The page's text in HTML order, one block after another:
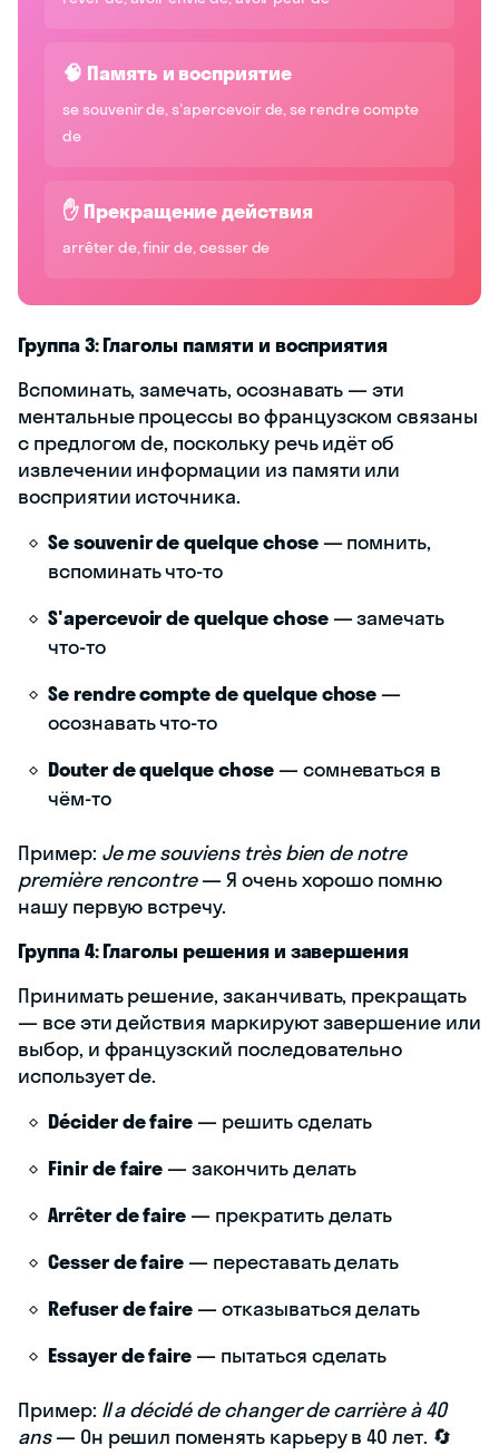
🧠 Память и восприятие
se souvenir de, s'apercevoir de, se rendre compte
de
✋ Прекращение действия
arrêter de, finir de, cesser de
Группа 3: Глаголы памяти и восприятия
Вспоминать, замечать, осознавать — эти
ментальные процессы во французском связаны
с предлогом de, поскольку речь идёт об
извлечении информации из памяти или
восприятии источника.
Se souvenir de quelque chose— помнить,
вспоминать что-то
S'apercevoir de quelque chose— замечать
что-то
Se rendre compte de quelque chose—
осознавать что-то
Douter de quelque chose— сомневаться в
чём-то
Пример: Je me souviens très bien de notre
première rencontre— Я очень хорошо помню
нашу первую встречу.
Группа 4: Глаголы решения и завершения
Принимать решение, заканчивать, прекращать
— все эти действия маркируют завершение или
выбор, и французский последовательно
использует de.
Décider de faire— решить сделать
Finir de faire— закончить делать
Arrêter de faire— прекратить делать
Cesser de faire— переставать делать
Refuser de faire— отказываться делать
Essayer de faire— пытаться сделать
Пример: Il a décidé de changer de carrière à 40
ans— Он решил поменять карьеру в 40 лет. 🔄